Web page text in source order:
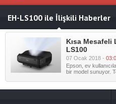
EH-LS100 ile İlişkili Haberler
Kısa Mesafeli
LS100
07 Ocak 2018 -
Epson, ev
bir model sunuyor.